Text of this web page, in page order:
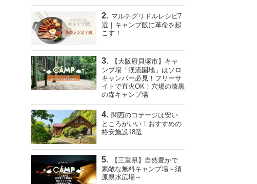
マルチグリドルレシピ7
選｜キャンプ飯に革命を起
こす！
【大阪府貝塚市】キャ
ンプ場「渓流園地」はソロ
キャンパー必見！フリーサ
イトで直火OK！穴場の漆黒
の森キャンプ場
関西のコテージは安い
ところがいい！おすすめの
格安施設18選
【三重県】自然豊かで
素敵な無料キャンプ場～須
原親水広場～